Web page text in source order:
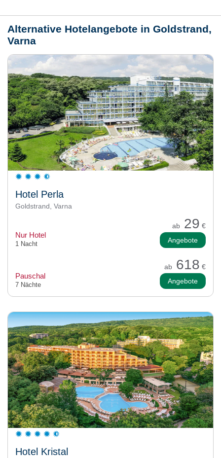
Alternative Hotelangebote in Goldstrand,
Varna
Hotel Perla
Goldstrand, Varna
ab 29 €
Nur Hotel
1 Nacht Angebote
ab 618 €
Pauschal
7 Nächte Angebote
Hotel Kristal